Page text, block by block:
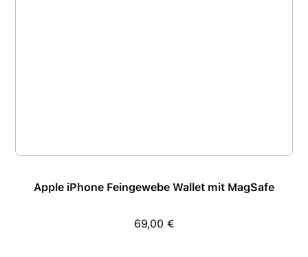
Apple iPhone Feingewebe Wallet mit MagSafe
Regulärer Preis:
69,00 €